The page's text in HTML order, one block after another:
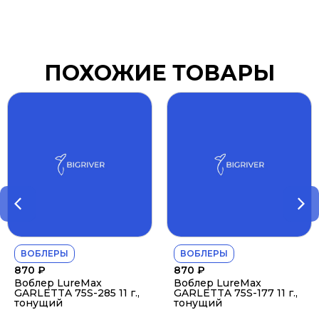
ПОХОЖИЕ ТОВАРЫ
ВОБЛЕРЫ
870 ₽
Воблер LureMax
GARLETTA 75S-285 11 г.,
тонущий
ВОБЛЕРЫ
870 ₽
Воблер LureMax
GARLETTA 75S-177 11 г.,
тонущий